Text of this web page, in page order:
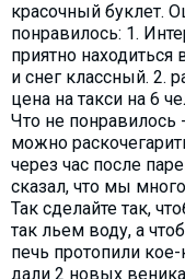
красочный буклет.
понравилось: 1.
приятно
и снег классный. 2.
цена на такси на 6
Что не понравилось
можно
через час после
сказал, что мы
Так сделайте так,
так льем воду, а
печь протопили
дали 2 новых